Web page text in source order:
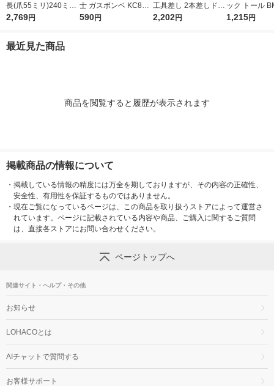
長(爪55ミリ)240ミリ
015501 1個
2,769円
士 ガスボンベ KC860
1本
590円
工具差し 2本差しドラ
イバー用 SFKSN-P2S
2,202円
ック トール
個
1,215円
最近見た商品
商品を閲覧すると履歴が表示されます
掲載商品の情報について
・ 掲載している情報の精度には万全を期しておりますが、その内容の正確性、
安全性、有用性を保証するものではありません。
・ 現在ご覧になっているページは、この商品を取り扱うストアによって運営さ
れています。ページに記載されている内容や商品、ご購入に関するご質問
は、直接各ストアにお問い合わせください。
ページトップへ
関連サイト・ヘルプ・その他
お知らせ
LOHACOとは
AIチャットで質問する
お客様サポート